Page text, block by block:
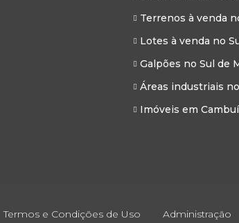
Terrenos à venda
Lotes à venda no
Galpões no Sul de
Áreas industriais
Imóveis em
Termos e Condições de Uso Administração